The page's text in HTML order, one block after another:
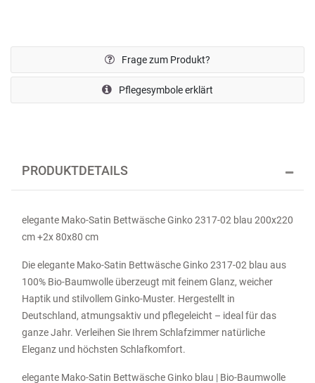
Frage zum Produkt?
Pflegesymbole erklärt
PRODUKTDETAILS
elegante Mako-Satin Bettwäsche Ginko 2317-02 blau 200x220
cm +2x 80x80 cm
Die elegante Mako-Satin Bettwäsche Ginko 2317-02 blau aus
100% Bio-Baumwolle überzeugt mit feinem Glanz, weicher
Haptik und stilvollem Ginko-Muster. Hergestellt in
Deutschland, atmungsaktiv und pflegeleicht – ideal für das
ganze Jahr. Verleihen Sie Ihrem Schlafzimmer natürliche
Eleganz und höchsten Schlafkomfort.
elegante Mako-Satin Bettwäsche Ginko blau | Bio-Baumwolle